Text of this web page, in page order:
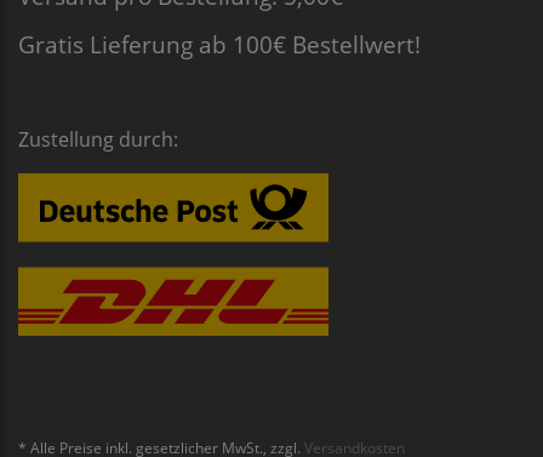
Gratis Lieferung ab 100€ Bestellwert!
Zustellung durch:
* Alle Preise inkl. gesetzlicher MwSt., zzgl. Versandkosten